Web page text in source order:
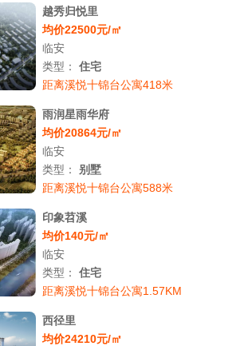
越秀归悦里
均价22500元/㎡
临安
类型：住宅
距离溪悦十锦台公寓418米
雨润星雨华府
均价20864元/㎡
临安
类型：别墅
距离溪悦十锦台公寓588米
印象苕溪
均价140元/㎡
临安
类型：住宅
距离溪悦十锦台公寓1.57KM
西径里
均价24210元/㎡